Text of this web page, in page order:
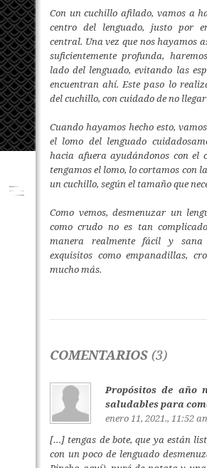
Con un cuchillo afilado, vamos a
centro del lenguado, justo por
central. Una vez que nos hayamos
suficientemente profunda,
lado del lenguado, evitando las
encuentran ahí. Este paso lo
del cuchillo, con cuidado de no
Cuando hayamos hecho esto,
el lomo del lenguado
hacia afuera ayudándonos con el
tengamos el lomo, lo cortamos con
un cuchillo, según el tamaño que
Como vemos, desmenuzar un
como crudo no es tan
manera realmente fácil y
exquisitos como empanadillas,
mucho más.
COMENTARIOS (3)
Propósitos de año
saludables para
enero 11, 2021., 11:52
[…] tengas de bote, que ya están
con un poco de lenguado